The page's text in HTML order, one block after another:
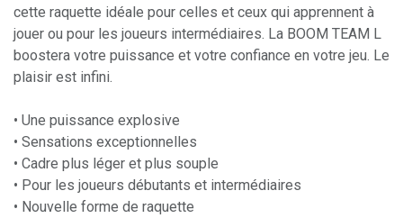
cette raquette idéale pour celles et ceux qui apprennent à
jouer ou pour les joueurs intermédiaires. La BOOM TEAM L
boostera votre puissance et votre confiance en votre jeu. Le
plaisir est infini.
• Une puissance explosive
• Sensations exceptionnelles
• Cadre plus léger et plus souple
• Pour les joueurs débutants et intermédiaires
• Nouvelle forme de raquette